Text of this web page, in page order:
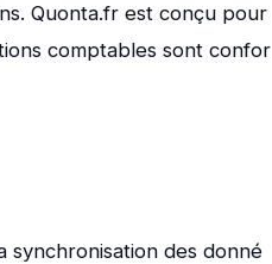
Quonta.fr est conçu pour
comptables sont confor
synchronisation des donné